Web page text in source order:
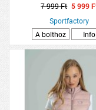
7 999 Ft 5 999
Sportfactory
A bolthoz
Info